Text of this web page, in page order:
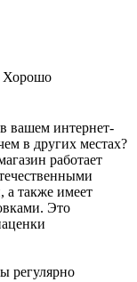
Хорошо
вашем интернет-
в других местах?
работает
а также имеет
Это
регулярно